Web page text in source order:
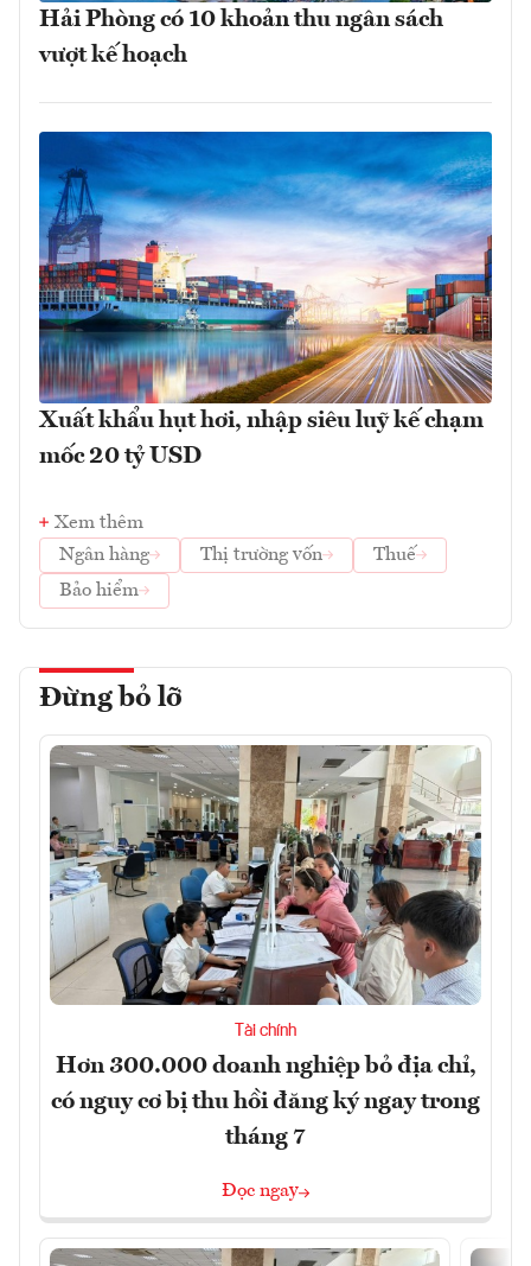
Hải Phòng có 10 khoản thu ngân sách
vượt kế hoạch
Xuất khẩu hụt hơi, nhập siêu luỹ kế chạm
mốc 20 tỷ USD
Xem thêm
Ngân hàng
Thị trường vốn
Thuế
Bảo hiểm
Đừng bỏ lỡ
Tài chính
Hơn 300.000 doanh nghiệp bỏ địa chỉ,
có nguy cơ bị thu hồi đăng ký ngay trong
tháng 7
Đọc ngay